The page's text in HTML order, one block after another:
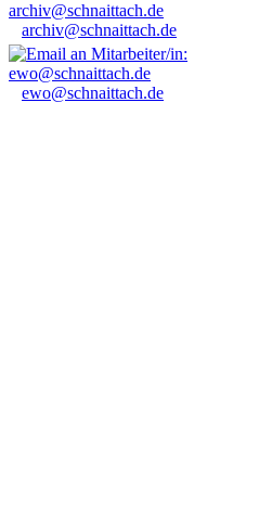
archiv@schnaittach.de
ewo@schnaittach.de